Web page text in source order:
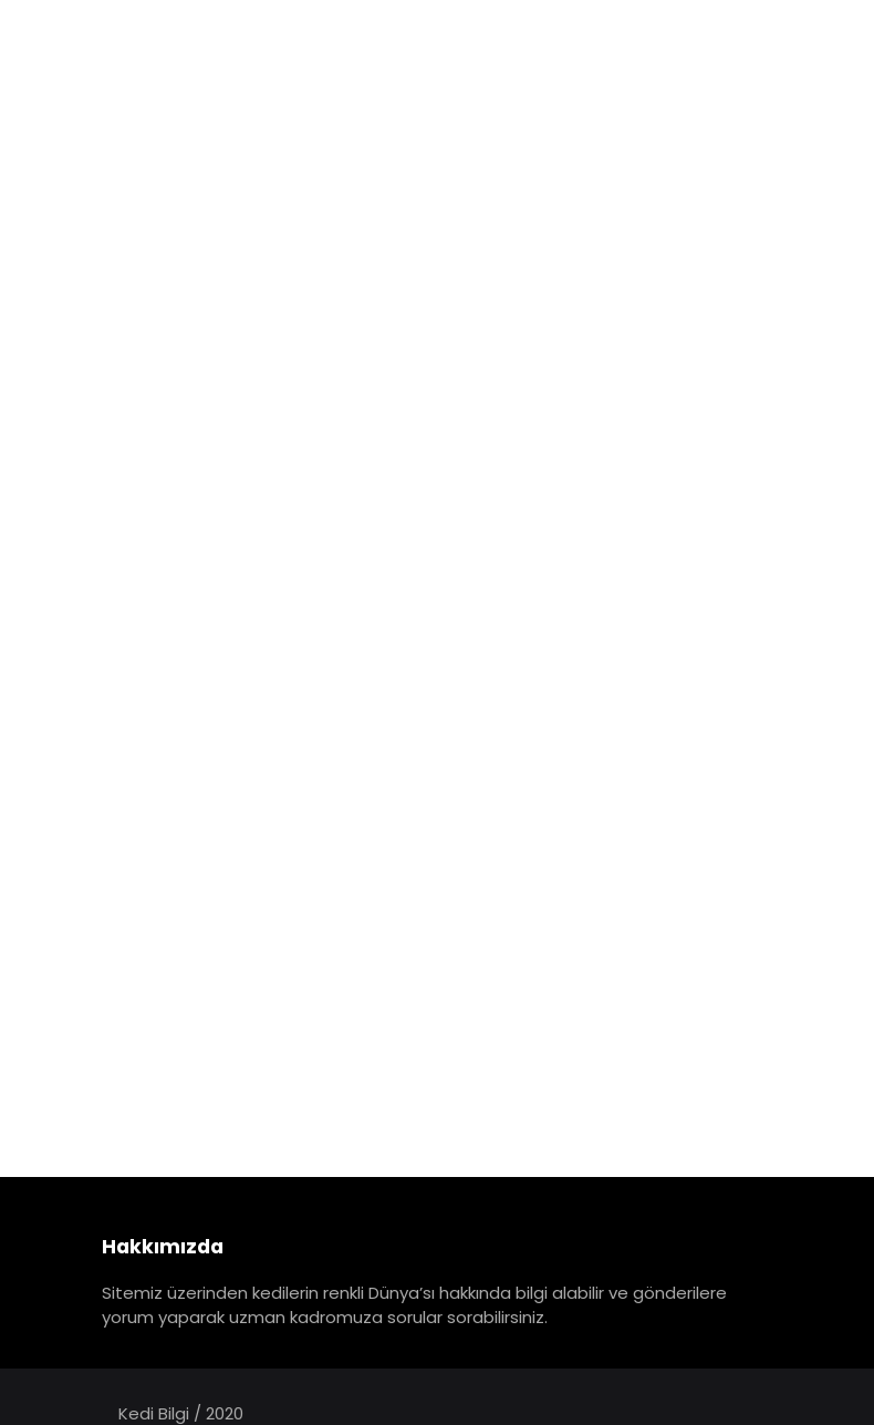
Hakkımızda
Sitemiz üzerinden kedilerin renkli Dünya’sı hakkında bilgi alabilir ve gönderilere
yorum yaparak uzman kadromuza sorular sorabilirsiniz.
Kedi Bilgi / 2020